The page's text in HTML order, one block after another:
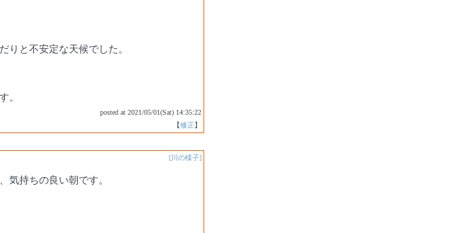
りと不安定な天候でした。
。
posted at 2021/05/01(Sat) 14:35:22
【修正】
[川の様子]
気持ちの良い朝です。